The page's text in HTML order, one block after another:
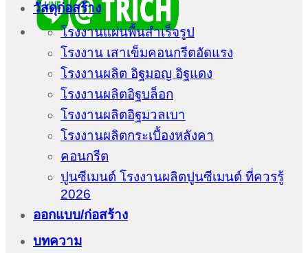
วัสดุก่อสร้าง
โรงงานแผ่นพื้นสำเร็จรูป
โรงงาน เสาเข็มคอนกรีตอัดแรง
โรงงานผลิต อิฐมอญ อิฐแดง
โรงงานผลิตอิฐบล็อก
โรงงานผลิตอิฐมวลเบา
โรงงานผลิตกระเบื้องหลังคา
คอนกรีต
ปูนซีเมนต์ โรงงานผลิตปูนซีเมนต์ ที่ควรรู้
2026
ออกแบบ/ก่อสร้าง
บทความ